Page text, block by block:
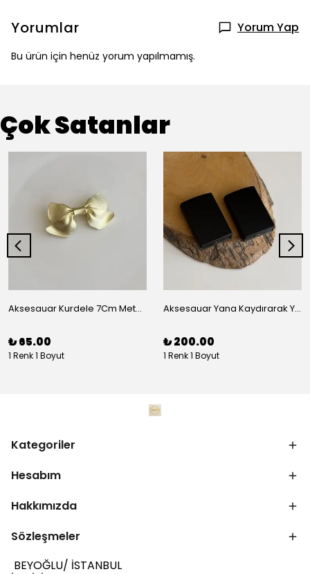
Yorumlar Yorum Yap
Bu ürün için henüz yorum yapılmamış.
Çok Satanlar
Aksesauar Kurdele 7Cm Metal Pens Toka
₺ 65.00
1 Renk 1 Boyut
Aksesauar Yana Kaydırarak Yanmalı Kum Siyah Çakmak
₺ 200.00
1 Renk 1 Boyut
Kategoriler
Hesabım
Hakkımızda
Sözleşmeler
BEYOĞLU/ İSTANBUL